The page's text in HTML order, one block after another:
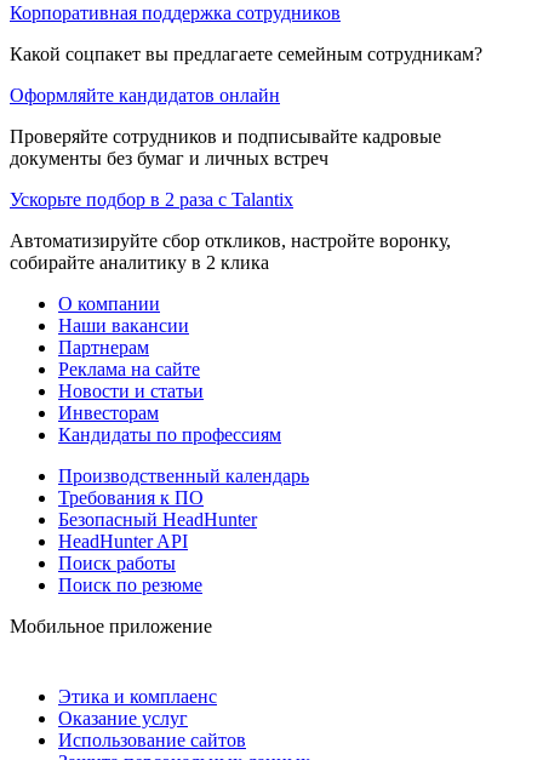
Корпоративная поддержка сотрудников
Какой соцпакет вы предлагаете семейным сотрудникам?
Оформляйте кандидатов онлайн
Проверяйте сотрудников и подписывайте кадровые
документы без бумаг и личных встреч
Ускорьте подбор в 2 раза с Talantix
Автоматизируйте сбор откликов, настройте воронку,
собирайте аналитику в 2 клика
О компании
Наши вакансии
Партнерам
Реклама на сайте
Новости и статьи
Инвесторам
Кандидаты по профессиям
Производственный календарь
Требования к ПО
Безопасный HeadHunter
HeadHunter API
Поиск работы
Поиск по резюме
Мобильное приложение
Этика и комплаенс
Оказание услуг
Использование сайтов